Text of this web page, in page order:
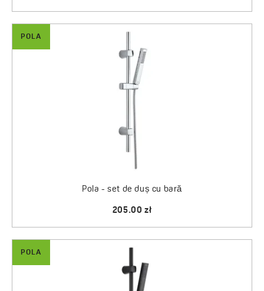
POLA
Pola - set de duș cu bară
205.00 zł
POLA